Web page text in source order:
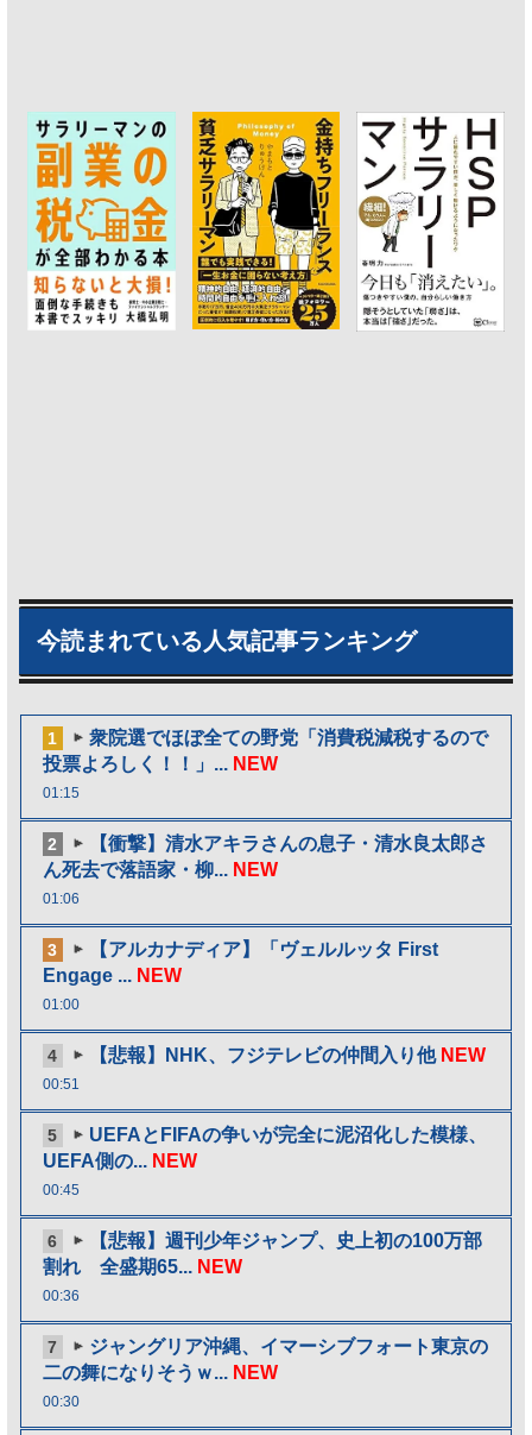
今読まれている人気記事ランキング
1
衆院選でほぼ全ての野党「消費税減税するので
投票よろしく！！」... NEW
01:15
2
【衝撃】清水アキラさんの息子・清水良太郎さ
ん死去で落語家・柳... NEW
01:06
3
【アルカナディア】「ヴェルルッタ First
Engage ... NEW
01:00
4 【悲報】NHK、フジテレビの仲間入り他 NEW
00:51
5
UEFAとFIFAの争いが完全に泥沼化した模様、
UEFA側の... NEW
00:45
6
【悲報】週刊少年ジャンプ、史上初の100万部
割れ 全盛期65... NEW
00:36
7
ジャングリア沖縄、イマーシブフォート東京の
二の舞になりそうｗ... NEW
00:30